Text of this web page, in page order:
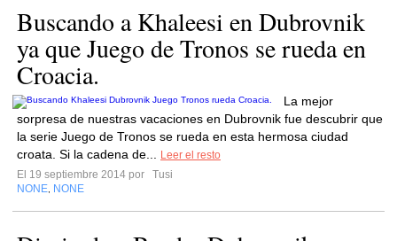
Buscando a Khaleesi en Dubrovnik
ya que Juego de Tronos se rueda en
Croacia.
La mejor
sorpresa de nuestras vacaciones en Dubrovnik fue descubrir que
la serie Juego de Tronos se rueda en esta hermosa ciudad
croata. Si la cadena de...
Leer el resto
El 19 septiembre 2014 por
Tusi
NONE NONE